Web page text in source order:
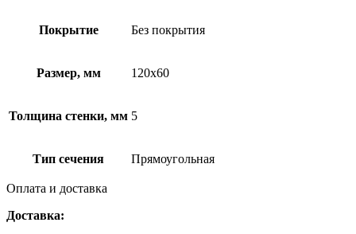
Покрытие Без покрытия
Размер, мм 120х60
Толщина стенки, мм 5
Тип сечения Прямоугольная
Оплата и доставка
Доставка: